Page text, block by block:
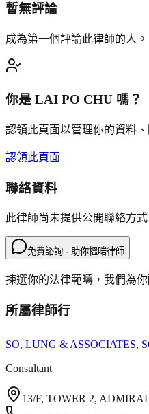
暫無評論
成為第一個評論此律師的人。
你是 LAI PO CHU 嗎？
認領此頁面以管理你的資料
認領此頁面
聯絡資料
此律師尚未提供公開聯絡方式
免費諮詢 · 助你搵啱律師
揀選你的法律範疇，我們為你
所屬律師行
SO, LUNG & ASSOCIATES,
Consultant
13/F, TOWER 2,